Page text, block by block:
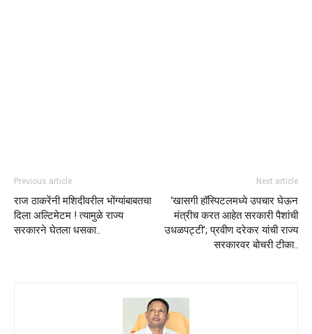
Previous article
राज ठाकरेंनी मशिदीवरील भोंग्यांबाबतचा
दिला अल्टिमेटम ! त्यामुळे राज्य
सरकारने घेतला धसका..
Next article
‘खासगी हॉस्पिटलमध्ये उपचार घेऊन
मंत्रीच करत आहेत सरकारी पैशांची
उधळपट्टी’; प्रवीण दरेकर यांची राज्य
सरकारवर बोचरी टीका..